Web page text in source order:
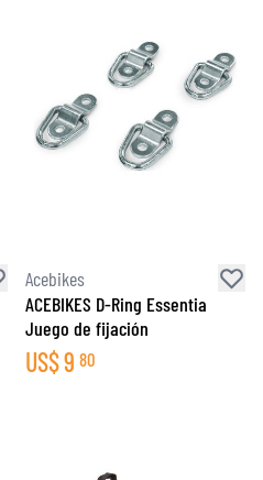
Acebikes
ACEBIKES D-Ring Essentia
Juego de fijación
US$9 80